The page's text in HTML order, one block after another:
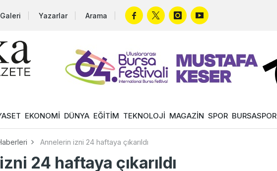
Yazarlar Arama
EKONOMİ DÜNYA EĞİTİM TEKNOLOJİ MAGAZİN SPOR BURSASPOR
Annelerin izni 24 haftaya çıkarıldı
24 haftaya çıkarıldı